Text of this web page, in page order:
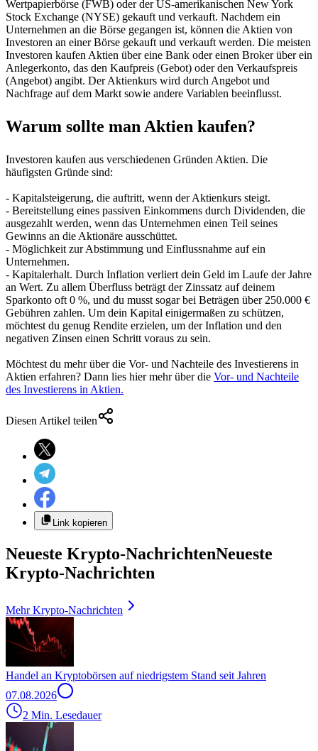
Wertpapierbörse (FWB) oder der US-amerikanischen New York
Stock Exchange (NYSE) gekauft und verkauft. Nachdem ein
Unternehmen an die Börse gegangen ist, können die Aktien von
Investoren an einer Börse gekauft und verkauft werden. Die meisten
Investoren kaufen Aktien über eine Bank oder einen Broker über ein
Anlegerkonto, das den Kaufpreis (Gebot) oder den Verkaufspreis
(Angebot) angibt. Der Aktienkurs wird durch Angebot und
Nachfrage auf dem Markt sowie andere Variablen beeinflusst.
Warum sollte man Aktien kaufen?
Investoren kaufen aus verschiedenen Gründen Aktien. Die
häufigsten Gründe sind:
- Kapitalsteigerung, die auftritt, wenn der Aktienkurs steigt.
- Bereitstellung eines passiven Einkommens durch Dividenden, die
ausgezahlt werden, wenn das Unternehmen einen Teil seines
Gewinns an die Aktionäre ausschüttet.
- Möglichkeit zur Abstimmung und Einflussnahme auf ein
Unternehmen.
- Kapitalerhalt. Durch Inflation verliert dein Geld im Laufe der Jahre
an Wert. Zu allem Überfluss beträgt der Zinssatz auf deinem
Sparkonto oft 0 %, und du musst sogar bei Beträgen über 250.000 €
Gebühren zahlen. Um dein Kapital einigermaßen zu schützen,
möchtest du genug Rendite erzielen, um der Inflation und den
negativen Zinsen einen Schritt voraus zu sein.
Möchtest du mehr über die Vor- und Nachteile des Investierens in
Aktien erfahren? Dann lies hier mehr über die Vor- und Nachteile
des Investierens in Aktien.
Diesen Artikel teilen
Link kopieren
Neueste Krypto-NachrichtenNeueste
Krypto-Nachrichten
Mehr Krypto-Nachrichten
Handel an Kryptobörsen auf niedrigstem Stand seit Jahren
07.08.2026
2 Min. Lesedauer